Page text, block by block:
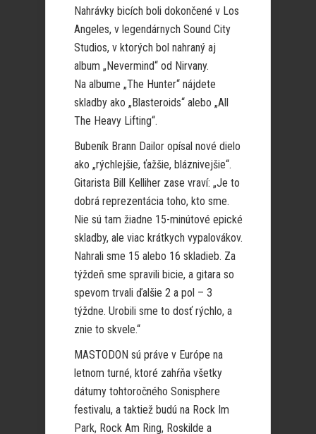
Nahrávky bicích boli dokončené v Los
Angeles, v legendárnych Sound City
Studios, v ktorých bol nahraný aj
album „Nevermind“ od Nirvany.
Na albume „The Hunter“ nájdete
skladby ako „Blasteroids“ alebo „All
The Heavy Lifting“.
Bubeník Brann Dailor opísal nové dielo
ako „rýchlejšie, ťažšie, bláznivejšie“.
Gitarista Bill Kelliher zase vraví: „Je to
dobrá reprezentácia toho, kto sme.
Nie sú tam žiadne 15-minútové epické
skladby, ale viac krátkych vypalovákov.
Nahrali sme 15 alebo 16 skladieb. Za
týždeň sme spravili bicie, a gitara so
spevom trvali ďalšie 2 a pol – 3
týždne. Urobili sme to dosť rýchlo, a
znie to skvele.“
MASTODON sú práve v Európe na
letnom turné, ktoré zahŕňa všetky
dátumy tohtoročného Sonisphere
festivalu, a taktiež budú na Rock Im
Park, Rock Am Ring, Roskilde a